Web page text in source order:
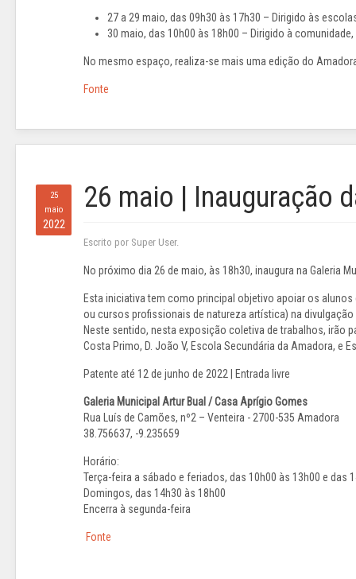
27 a 29 maio, das 09h30 às 17h30 – Dirigido às
30 maio, das 10h00 às 18h00 – Dirigido à
No mesmo espaço, realiza-se mais uma edição do
Fonte
25
maio
2022
26 maio | Inauguração
Escrito por Super User.
No próximo dia 26 de maio, às 18h30, inaugura na Galeria
Esta iniciativa tem como principal objetivo apoiar os
ou cursos profissionais de natureza artística) na
Neste sentido, nesta exposição coletiva de trabalhos, irão
Costa Primo, D. João V, Escola Secundária da Amadora, e
Patente até 12 de junho de 2022 | Entrada livre
Galeria Municipal Artur Bual / Casa Aprígio Gomes
Rua Luís de Camões, nº2 – Venteira - 2700-535 Amadora
38.756637, -9.235659
Horário:
Terça-feira a sábado e feriados, das 10h00 às 13h00 e das
Domingos, das 14h30 às 18h00
Encerra à segunda-feira
Fonte